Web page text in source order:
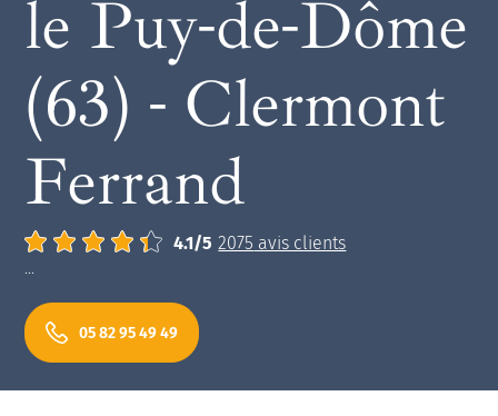
le Puy-de-Dôme
(63) - Clermont
Ferrand
Note moyenne : 4.1/5 2075 avis clients
...
05 82 95 49 49